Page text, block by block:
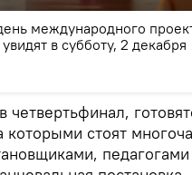
международного
в субботу, 2 декабря
стоят